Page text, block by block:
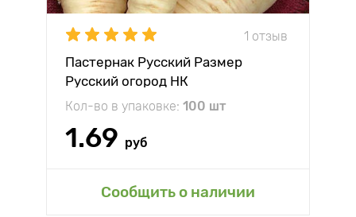
1 отзыв
Пастернак Русский Размер
Русский огород НК
Кол-во в упаковке: 100 шт
1.69 руб
Сообщить о наличии